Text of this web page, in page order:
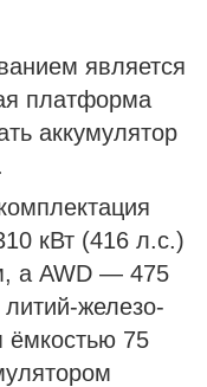
является
платформа
аккумулятор
кВт (416 л.с.)
а AWD — 475
железо-
75